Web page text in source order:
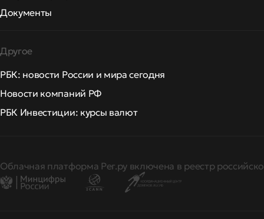
Документы
Другое
РБК: новости России и мира сегодня
Новости компаний РФ
РБК Инвестиции: курсы валют
Облачная платформа Рег.ру включена в реестр